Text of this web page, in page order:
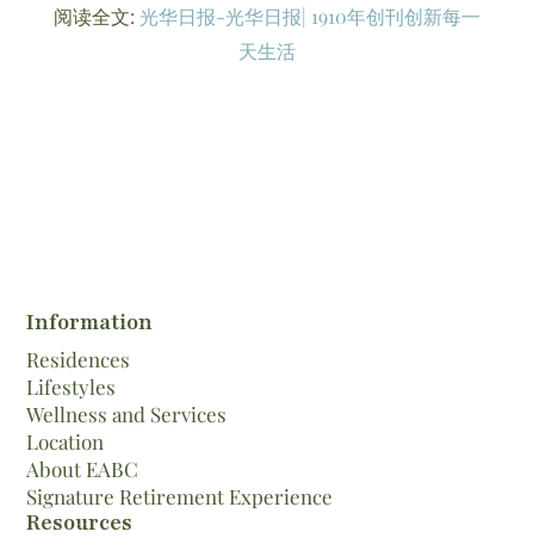
阅读全文: 光华日报-光华日报| 1910年创刊创新每一
天生活
Information
Residences
Lifestyles
Wellness and Services
Location
About EABC
Signature Retirement Experience
Resources